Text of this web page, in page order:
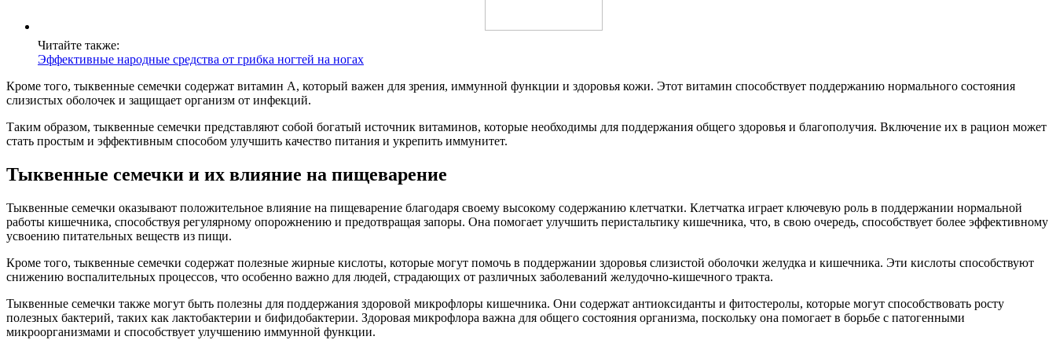
Читайте также:
Эффективные народные средства от грибка ногтей на ногах
Кроме того, тыквенные семечки содержат витамин A, который важен для зрения, иммунной функции и здоровья кожи. Этот витамин способствует поддержанию нормального состояния
слизистых оболочек и защищает организм от инфекций.
Таким образом, тыквенные семечки представляют собой богатый источник витаминов, которые необходимы для поддержания общего здоровья и благополучия. Включение их в рацион может
стать простым и эффективным способом улучшить качество питания и укрепить иммунитет.
Тыквенные семечки и их влияние на пищеварение
Тыквенные семечки оказывают положительное влияние на пищеварение благодаря своему высокому содержанию клетчатки. Клетчатка играет ключевую роль в поддержании нормальной
работы кишечника, способствуя регулярному опорожнению и предотвращая запоры. Она помогает улучшить перистальтику кишечника, что, в свою очередь, способствует более эффективному
усвоению питательных веществ из пищи.
Кроме того, тыквенные семечки содержат полезные жирные кислоты, которые могут помочь в поддержании здоровья слизистой оболочки желудка и кишечника. Эти кислоты способствуют
снижению воспалительных процессов, что особенно важно для людей, страдающих от различных заболеваний желудочно-кишечного тракта.
Тыквенные семечки также могут быть полезны для поддержания здоровой микрофлоры кишечника. Они содержат антиоксиданты и фитостеролы, которые могут способствовать росту
полезных бактерий, таких как лактобактерии и бифидобактерии. Здоровая микрофлора важна для общего состояния организма, поскольку она помогает в борьбе с патогенными
микроорганизмами и способствует улучшению иммунной функции.